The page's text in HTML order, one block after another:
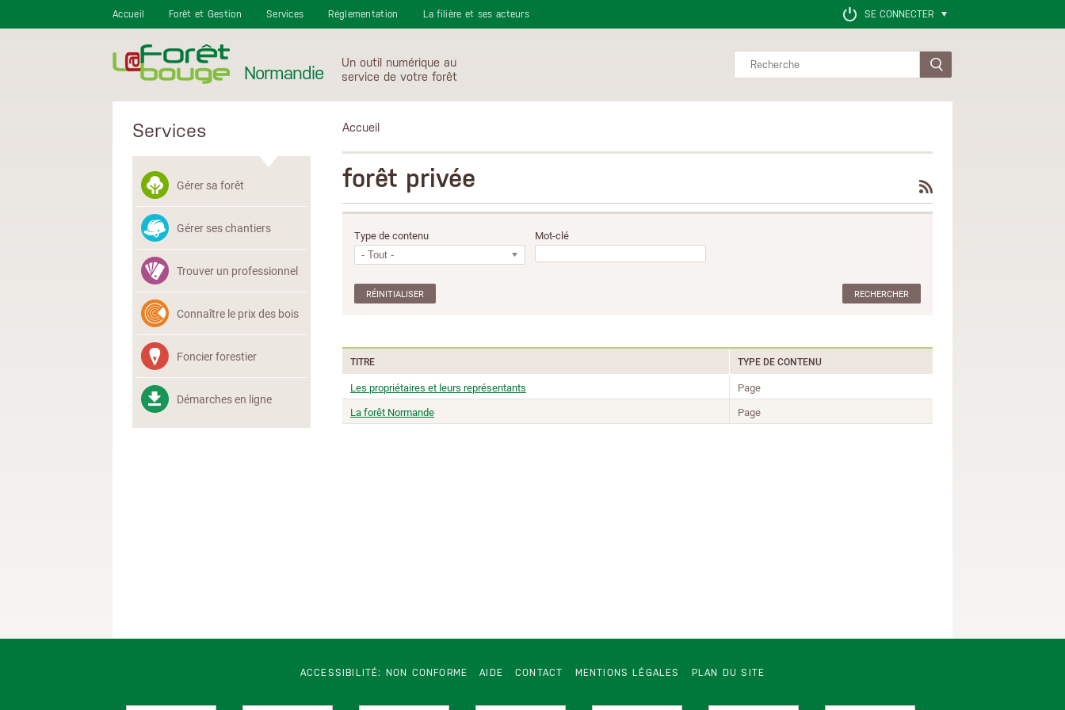
Accueil
Forêt et Gestion Services Réglementation La filière et ses acteurs SE CONNECTER
Normandie
Un outil numérique au
service de votre forêt
Rechercher
Services
Gérer sa forêt
Gérer ses chantiers
Trouver un professionnel
Connaître le prix des bois
Foncier forestier
Démarches en ligne
Accueil
forêt privée
Type de contenu
- Tout -
Mot-clé
TITRE TYPE DE CONTENU
Les propriétaires et leurs représentants
Page
La forêt Normande
Page
ACCESSIBILITÉ: NON CONFORME AIDE CONTACT MENTIONS LÉGALES PLAN DU SITE